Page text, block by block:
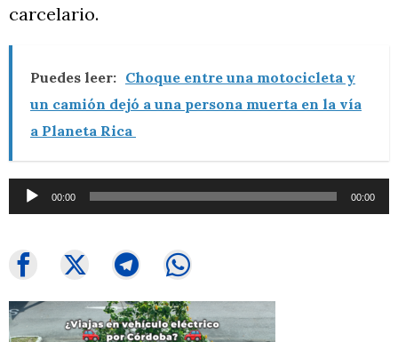
carcelario.
Puedes leer: Choque entre una motocicleta y
un camión dejó a una persona muerta en la vía
a Planeta Rica
Reproductor
de
00:00 00:00